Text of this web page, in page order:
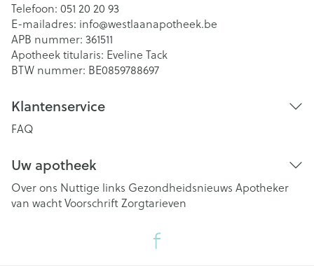
Telefoon: 051 20 20 93
E-mailadres: info@westlaanapotheek.be
APB nummer: 361511
Apotheek titularis: Eveline Tack
BTW nummer: BE0859788697
Klantenservice
FAQ
Uw apotheek
Over ons Nuttige links Gezondheidsnieuws Apotheker
van wachtVoorschriftZorgtarieven